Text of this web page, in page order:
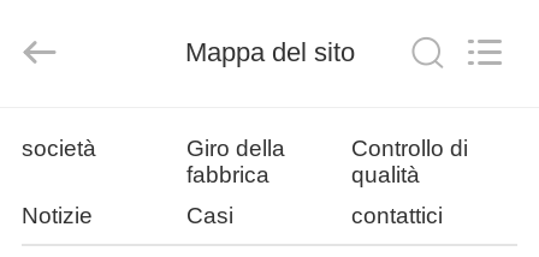
PRODOTTI
Technology
Mappa del sito
società
Giro della
fabbrica
Controllo di
qualità
Notizie
Casi contattici